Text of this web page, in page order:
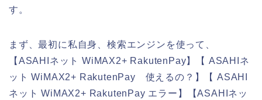
す。
まず、最初に私自身、検索エンジンを使って、
【ASAHIネット WiMAX2+ RakutenPay】【 ASAHIネ
ット WiMAX2+ RakutenPay 使えるの？】【 ASAHI
ネット WiMAX2+ RakutenPay エラー】【ASAHIネッ